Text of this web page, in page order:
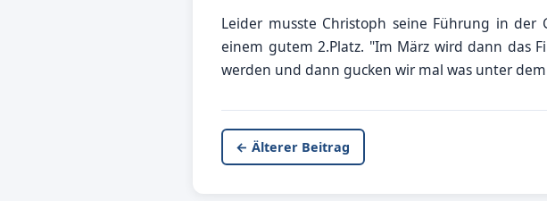
Leider musste Christoph seine Führung in
einem gutem 2.Platz. "Im März wird dann das
werden und dann gucken wir mal was unter
← Älterer Beitrag